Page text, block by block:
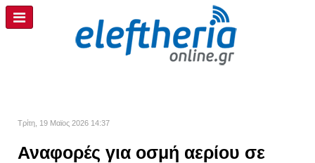
Τρίτη, 19 Μαϊος 2026 14:37
Αναφορές για οσμή αερίου σε